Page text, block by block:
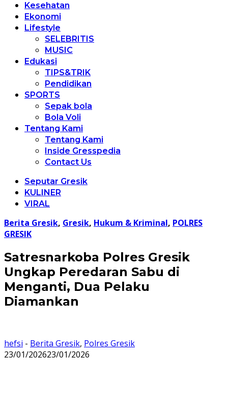
Kesehatan
Ekonomi
Lifestyle
SELEBRITIS
MUSIC
Edukasi
TIPS&TRIK
Pendidikan
SPORTS
Sepak bola
Bola Voli
Tentang Kami
Tentang Kami
Inside Gresspedia
Contact Us
Seputar Gresik
KULINER
VIRAL
Berita Gresik, Gresik, Hukum & Kriminal, POLRES
GRESIK
Satresnarkoba Polres Gresik
Ungkap Peredaran Sabu di
Menganti, Dua Pelaku
Diamankan
hefsi - Berita Gresik, Polres Gresik
23/01/202623/01/2026